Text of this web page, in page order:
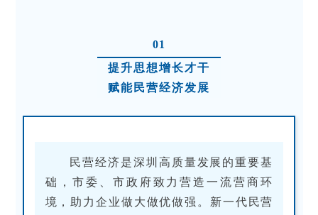
01
提升思想增长才干
赋能民营经济发展
民营经济是深圳高质量发展的重要基
础，市委、市政府致力营造一流营商环
境，助力企业做大做优做强。新一代民营